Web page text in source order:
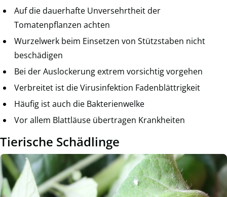
Auf die dauerhafte Unversehrtheit der
Tomatenpflanzen achten
Wurzelwerk beim Einsetzen von Stützstaben nicht
beschädigen
Bei der Auslockerung extrem vorsichtig vorgehen
Verbreitet ist die Virusinfektion Fadenblättrigkeit
Häufig ist auch die Bakterienwelke
Vor allem Blattläuse übertragen Krankheiten
Tierische Schädlinge